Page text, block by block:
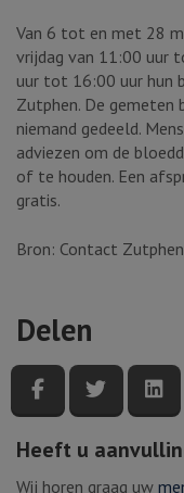
Van 6 tot en met 28
vrijdag van 11:00 uur
uur tot 16:00 uur hun
Zutphen. De gemeten
niemand gedeeld.
adviezen om de
of te houden. Een
gratis.
Bron: Contact Zutphen
Delen
Deel deze
Deel
Heeft u
Wij horen graag uw